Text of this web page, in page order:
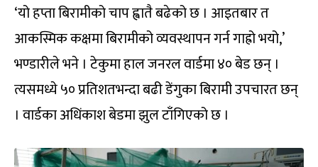
‘यो हप्ता बिरामीको चाप ह्वातै बढेको छ । आइतबार त
आकस्मिक कक्षमा बिरामीको व्यवस्थापन गर्न गाह्रो भयो,’
भण्डारीले भने । टेकुमा हाल जनरल वार्डमा ४० बेड छन् ।
त्यसमध्ये ५० प्रतिशतभन्दा बढी डेंगुका बिरामी उपचारत छन्
। वार्डका अधिंकाश बेडमा झुल टाँगिएको छ ।